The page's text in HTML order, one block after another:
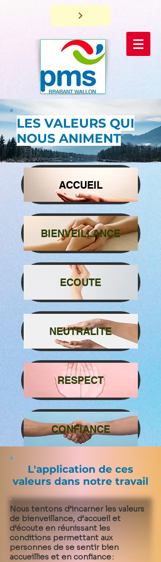
LES VALEURS QUI
NOUS ANIMENT
ACCUEIL
BIENVEILLANCE
ECOUTE
NEUTRALITE
RESPECT
CONFIANCE
L'application de ces
valeurs dans notre travail
Nous tentons d’incarner les valeurs
de bienveillance, d’accueil et
d’écoute en réunissant les
conditions permettant aux
personnes de se sentir bien
accueillies et en confiance :